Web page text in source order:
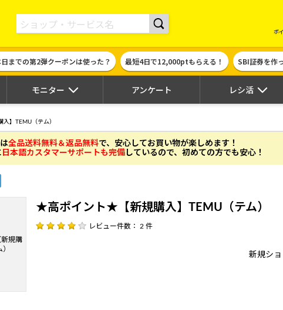
貯めて現金やギフト券に交換できるポイントサイト | ハピタス
ポ
までの第2弾クーポンは使った？ 最短4日で12,000ptもらえる！ SBI証券を作
モニター アンケート レシ活
】TEMU（テム）
全品送料無料＆返品無料で、安心してお買い物が楽しめます！
日本語カスタマーサポートも完備 しているので、初めての方でも安心！
★高ポイント★【新規購入】TEMU（テム）
レビュー件数： 2 件
新規シ